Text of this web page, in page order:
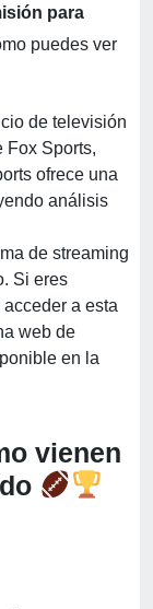
para
puedes ver
de televisión
Fox Sports,
ofrece una
análisis
de streaming
Si eres
a esta
web de
en la
vienen